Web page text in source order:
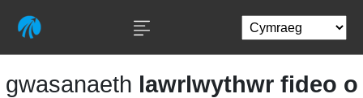
gwasanaeth lawrlwythwr fideo o